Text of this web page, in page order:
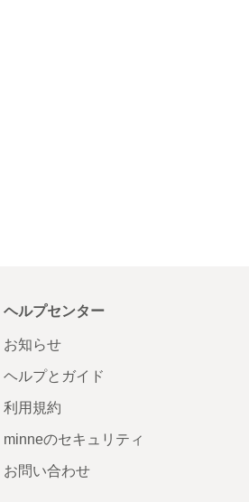
ヘルプセンター
お知らせ
ヘルプとガイド
利用規約
minneのセキュリティ
お問い合わせ